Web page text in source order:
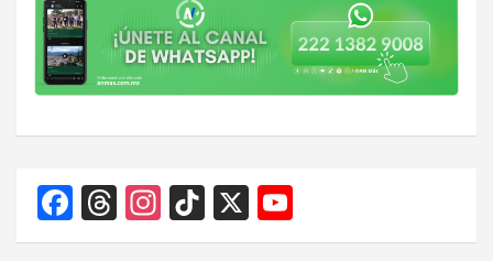
F
a
T
hr
In
st
Ti
k
X
o